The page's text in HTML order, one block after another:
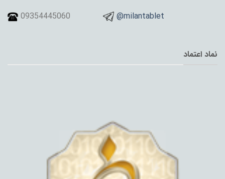
09354445060
@milantablet
نماد اعتماد